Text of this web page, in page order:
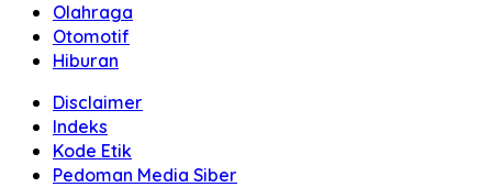
Olahraga
Otomotif
Hiburan
Disclaimer
Indeks
Kode Etik
Pedoman Media Siber